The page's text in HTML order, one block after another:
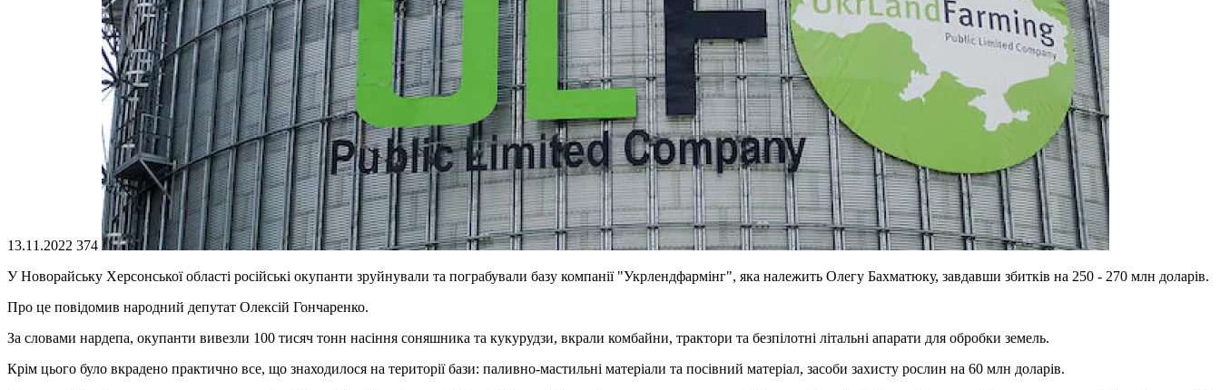
13.11.2022 374
У Новорайську Херсонської області російські окупанти зруйнували та пограбували базу компанії "Укрлендфармінг", яка належить Олегу Бахматюку, завдавши збитків на 250 - 270 млн доларів.
Про це повідомив народний депутат Олексій Гончаренко.
За словами нардепа, окупанти вивезли 100 тисяч тонн насіння соняшника та кукурудзи, вкрали комбайни, трактори та безпілотні літальні апарати для обробки земель.
Крім цього було вкрадено практично все, що знаходилося на території бази: паливно-мастильні матеріали та посівний матеріал, засоби захисту рослин на 60 млн доларів.